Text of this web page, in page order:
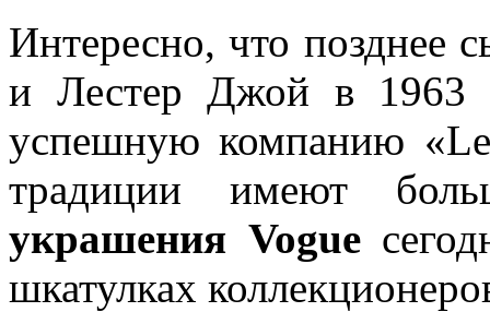
Интересно, что позднее
и Лестер Джой в 1963
успешную компанию
традиции имеют
украшения Vogue
шкатулках